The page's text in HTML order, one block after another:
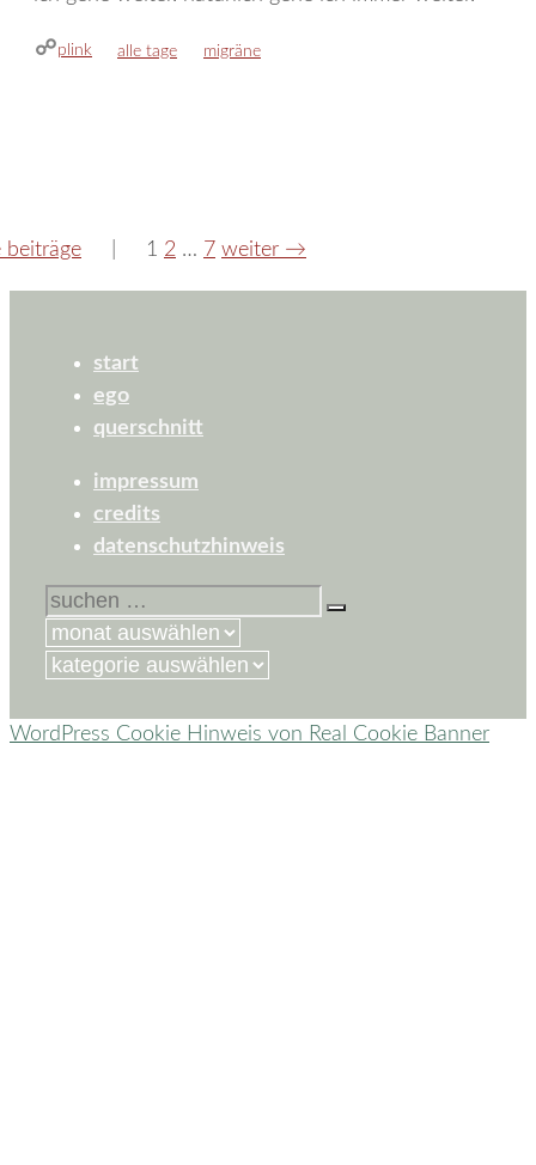
plink kategorien
alle tage schlagwörter
migräne
beiträge seite
1 seite
2 … seite
7 weiter →
start
ego
querschnitt
impressum
credits
datenschutzhinweis
suchen
nach:
kategorien
WordPress Cookie Hinweis von Real Cookie Banner